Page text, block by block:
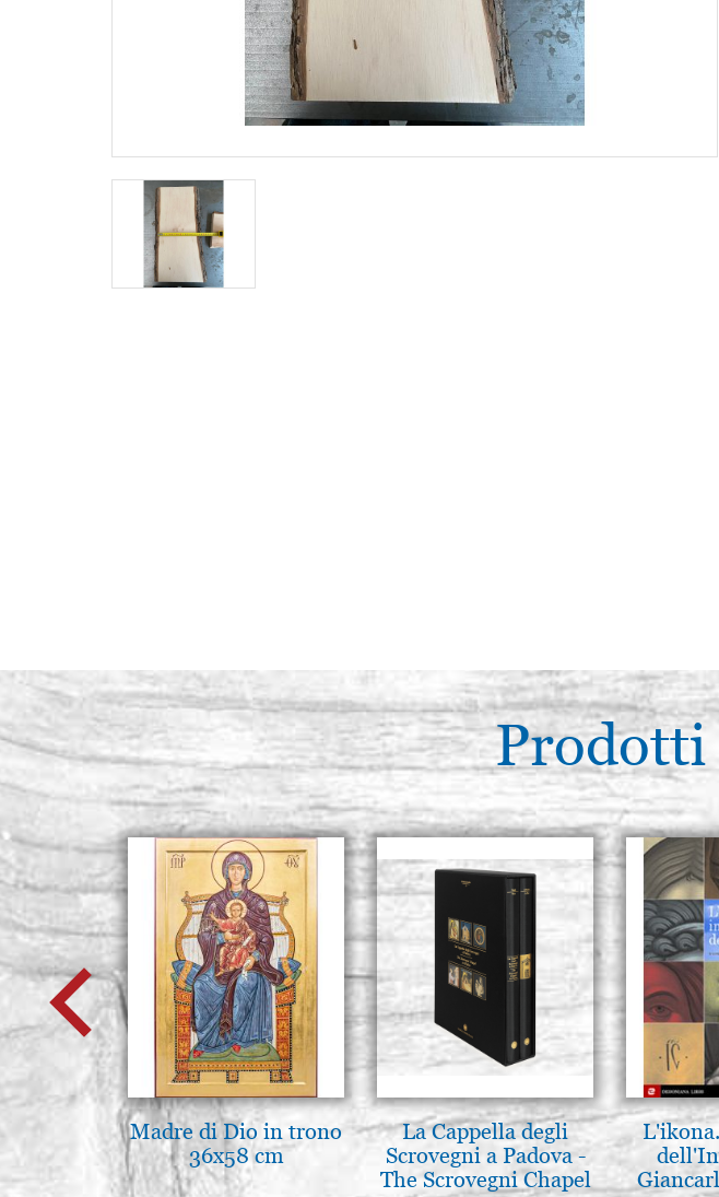
Madre di Dio in trono
36x58 cm
La Cappella degli
Scrovegni a Padova -
The Scrovegni Chapel